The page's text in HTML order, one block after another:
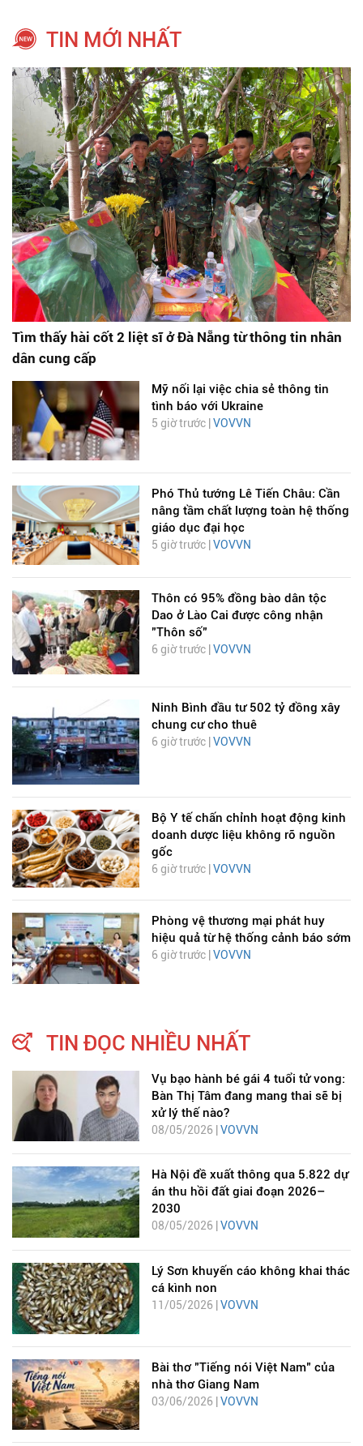
TIN MỚI NHẤT
Tìm thấy hài cốt 2 liệt sĩ ở Đà Nẵng từ thông tin nhân
dân cung cấp
Mỹ nối lại việc chia sẻ thông tin
tình báo với Ukraine
5 giờ trước | VOVVN
Phó Thủ tướng Lê Tiến Châu: Cần
nâng tầm chất lượng toàn hệ thống
giáo dục đại học
5 giờ trước | VOVVN
Thôn có 95% đồng bào dân tộc
Dao ở Lào Cai được công nhận
"Thôn số"
6 giờ trước | VOVVN
Ninh Bình đầu tư 502 tỷ đồng xây
chung cư cho thuê
6 giờ trước | VOVVN
Bộ Y tế chấn chỉnh hoạt động kinh
doanh dược liệu không rõ nguồn
gốc
6 giờ trước | VOVVN
Phòng vệ thương mại phát huy
hiệu quả từ hệ thống cảnh báo sớm
6 giờ trước | VOVVN
TIN ĐỌC NHIỀU NHẤT
Vụ bạo hành bé gái 4 tuổi tử vong:
Bàn Thị Tâm đang mang thai sẽ bị
xử lý thế nào?
08/05/2026 |VOVVN
Hà Nội đề xuất thông qua 5.822 dự
án thu hồi đất giai đoạn 2026–
2030
08/05/2026 | VOVVN
Lý Sơn khuyến cáo không khai thác
cá kình non
11/05/2026 | VOVVN
Bài thơ "Tiếng nói Việt Nam" của
nhà thơ Giang Nam
03/06/2026 | VOVVN